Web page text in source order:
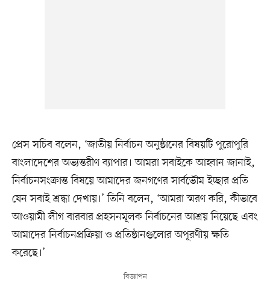
প্রেস সচিব বলেন, ‘জাতীয় নির্বাচন অনুষ্ঠানের বিষয়টি পুরোপুরি
বাংলাদেশের অভ্যন্তরীণ ব্যাপার। আমরা সবাইকে আহ্বান জানাই,
নির্বাচনসংক্রান্ত বিষয়ে আমাদের জনগণের সার্বভৌম ইচ্ছার প্রতি
যেন সবাই শ্রদ্ধা দেখায়।’ তিনি বলেন, ‘আমরা স্মরণ করি, কীভাবে
আওয়ামী লীগ বারবার প্রহসনমূলক নির্বাচনের আশ্রয় নিয়েছে এবং
আমাদের নির্বাচনপ্রক্রিয়া ও প্রতিষ্ঠানগুলোর অপূরণীয় ক্ষতি
করেছে।’